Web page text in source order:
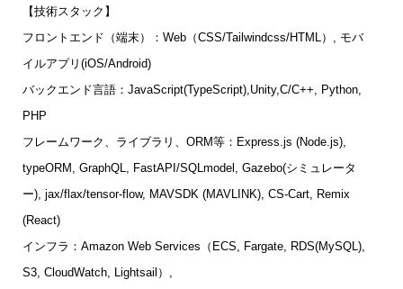
【技術スタック】
フロントエンド（端末）：Web（CSS/Tailwindcss/HTML）, モバ
イルアプリ(iOS/Android)
バックエンド言語：JavaScript(TypeScript),Unity,C/C++, Python,
PHP
フレームワーク、ライブラリ、ORM等：Express.js (Node.js),
typeORM, GraphQL, FastAPI/SQLmodel, Gazebo(シミュレータ
ー), jax/flax/tensor-flow, MAVSDK (MAVLINK), CS-Cart, Remix
(React)
インフラ：Amazon Web Services（ECS, Fargate, RDS(MySQL),
S3, CloudWatch, Lightsail）,